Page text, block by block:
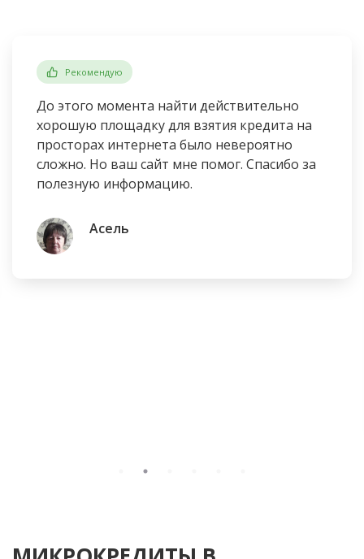
Рекомендую
До этого момента найти действительно
хорошую площадку для взятия кредита на
просторах интернета было невероятно
сложно. Но ваш сайт мне помог. Спасибо за
полезную информацию.
Асель